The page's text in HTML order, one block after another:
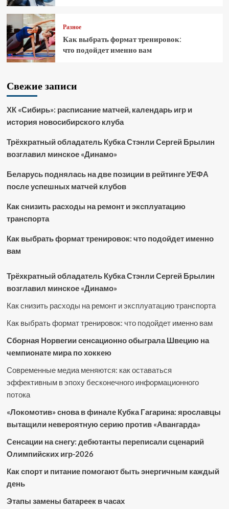
Разное
Как выбрать формат тренировок:
что подойдет именно вам
Свежие записи
ХК «Сибирь»: расписание матчей, календарь игр и
история новосибирского клуба
Трёхкратный обладатель Кубка Стэнли Сергей Брылин
возглавил минское «Динамо»
Беларусь поднялась на две позиции в рейтинге УЕФА
после успешных матчей клубов
Как снизить расходы на ремонт и эксплуатацию
транспорта
Как выбрать формат тренировок: что подойдет именно
вам
Трёхкратный обладатель Кубка Стэнли Сергей Брылин
возглавил минское «Динамо»
Как снизить расходы на ремонт и эксплуатацию транспорта
Как выбрать формат тренировок: что подойдет именно вам
Сборная Норвегии сенсационно обыграла Швецию на
чемпионате мира по хоккею
Современные медиа меняются: как оставаться
эффективным в эпоху бесконечного информационного
потока
«Локомотив» снова в финале Кубка Гагарина: ярославцы
вытащили невероятную серию против «Авангарда»
Сенсации на снегу: дебютанты переписали сценарий
Олимпийских игр-2026
Как спорт и питание помогают быть энергичным каждый
день
Этапы замены батареек в часах